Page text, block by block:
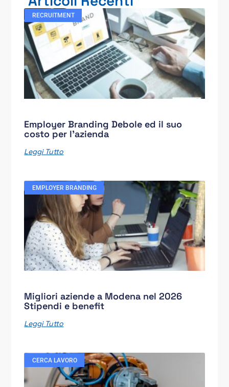
RECRUITMENT
Employer Branding Debole ed il suo
costo per l’azienda
Leggi Tutto
EMPLOYER BRANDING
Migliori aziende a Modena nel 2026
Stipendi e benefit
Leggi Tutto
CERCA LAVORO